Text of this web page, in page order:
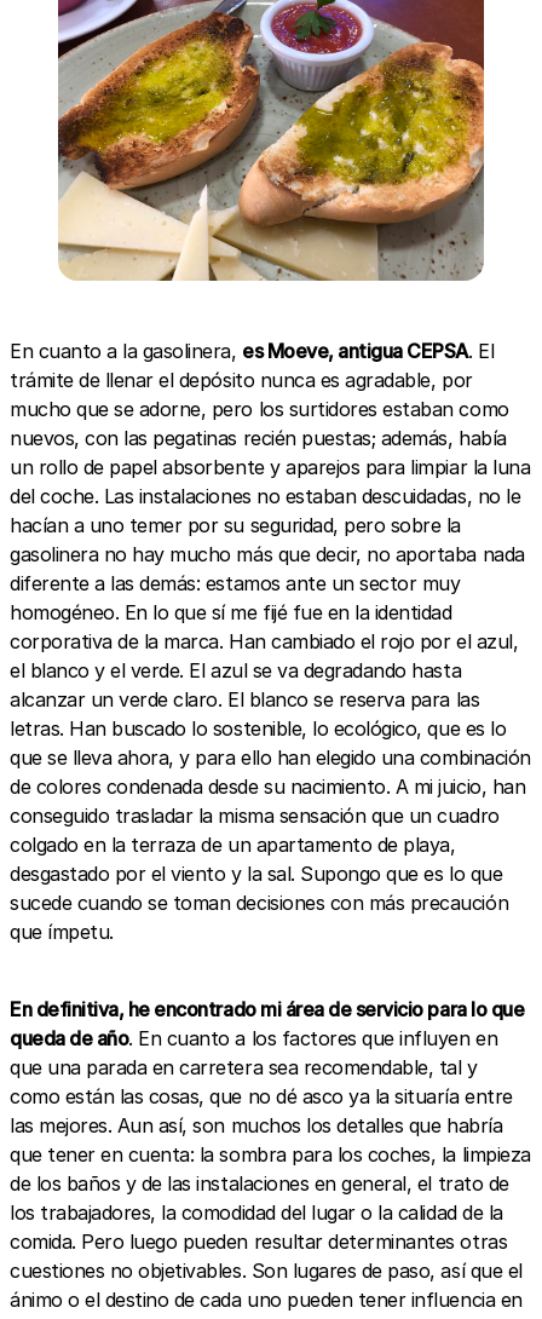
En cuanto a la gasolinera, es Moeve, antigua CEPSA. El
trámite de llenar el depósito nunca es agradable, por
mucho que se adorne, pero los surtidores estaban como
nuevos, con las pegatinas recién puestas; además, había
un rollo de papel absorbente y aparejos para limpiar la luna
del coche. Las instalaciones no estaban descuidadas, no le
hacían a uno temer por su seguridad, pero sobre la
gasolinera no hay mucho más que decir, no aportaba nada
diferente a las demás: estamos ante un sector muy
homogéneo. En lo que sí me fijé fue en la identidad
corporativa de la marca. Han cambiado el rojo por el azul,
el blanco y el verde. El azul se va degradando hasta
alcanzar un verde claro. El blanco se reserva para las
letras. Han buscado lo sostenible, lo ecológico, que es lo
que se lleva ahora, y para ello han elegido una combinación
de colores condenada desde su nacimiento. A mi juicio, han
conseguido trasladar la misma sensación que un cuadro
colgado en la terraza de un apartamento de playa,
desgastado por el viento y la sal. Supongo que es lo que
sucede cuando se toman decisiones con más precaución
que ímpetu.
En definitiva, he encontrado mi área de servicio para lo que
queda de año. En cuanto a los factores que influyen en
que una parada en carretera sea recomendable, tal y
como están las cosas, que no dé asco ya la situaría entre
las mejores. Aun así, son muchos los detalles que habría
que tener en cuenta: la sombra para los coches, la limpieza
de los baños y de las instalaciones en general, el trato de
los trabajadores, la comodidad del lugar o la calidad de la
comida. Pero luego pueden resultar determinantes otras
cuestiones no objetivables. Son lugares de paso, así que el
ánimo o el destino de cada uno pueden tener influencia en